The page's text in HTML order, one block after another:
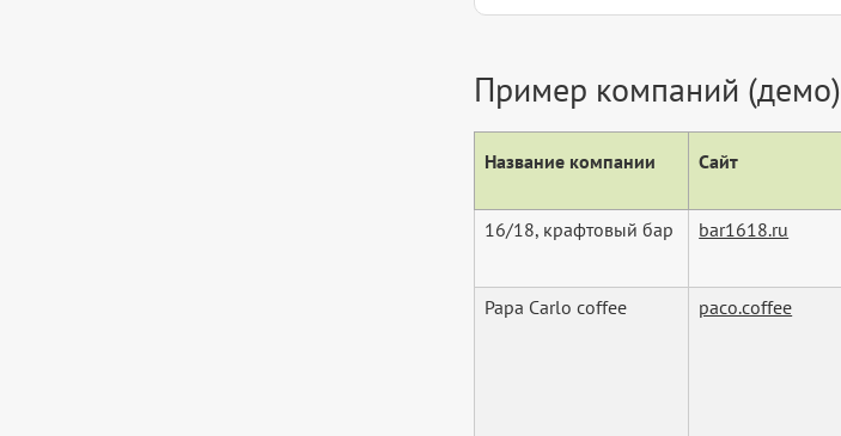
Пример компаний (демо)
Название компании Сайт
16/18, крафтовый бар bar1618.ru
Papa Сarlo coffee paco.coffee